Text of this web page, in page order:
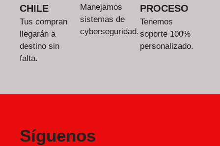
CHILE
Tus compran
llegarán a
destino sin
falta.
Manejamos
sistemas de
cyberseguridad.
PROCESO
Tenemos
soporte 100%
personalizado.
Síguenos